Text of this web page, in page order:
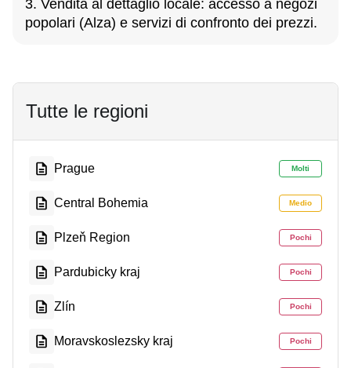
3. Vendita al dettaglio locale: accesso a negozi
popolari (Alza) e servizi di confronto dei prezzi.
Tutte le regioni
Prague Molti
Central Bohemia Medio
Plzeň Region Pochi
Pardubicky kraj Pochi
Zlín Pochi
Moravskoslezsky kraj Pochi